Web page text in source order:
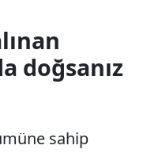
doğsanız
sahip